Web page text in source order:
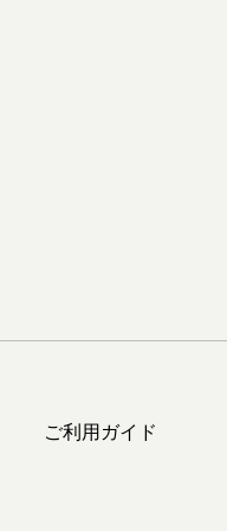
ご利用ガイド